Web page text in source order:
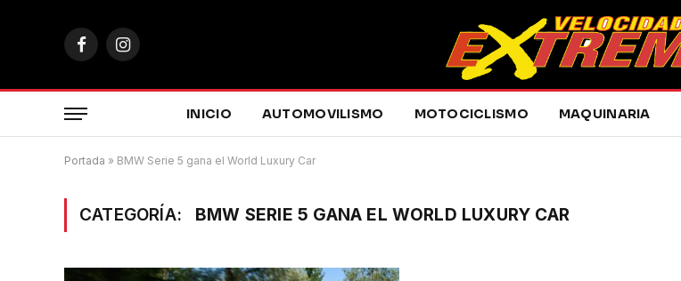
FacebookInstagram
INICIO AUTOMOVILISMO MOTOCICLISMO MAQUINARIA
Portada » BMW Serie 5 gana el World Luxury Car
CATEGORÍA: BMW SERIE 5 GANA EL WORLD LUXURY CAR